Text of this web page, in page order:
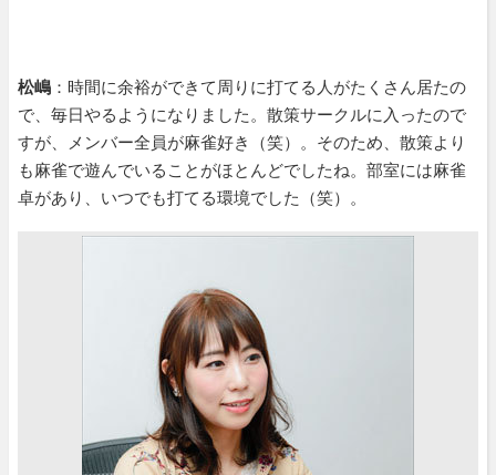
松嶋 ：時間に余裕ができて周りに打てる人がたくさん居たの
で、毎日やるようになりました。散策サークルに入ったので
すが、メンバー全員が麻雀好き（笑）。そのため、散策より
も麻雀で遊んでいることがほとんどでしたね。部室には麻雀
卓があり、いつでも打てる環境でした（笑）。